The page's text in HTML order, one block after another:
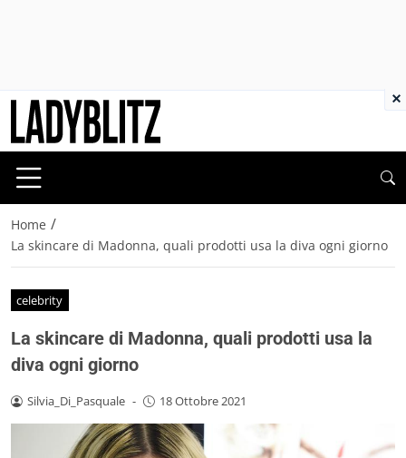
Home /
La skincare di Madonna, quali prodotti usa la diva ogni giorno
celebrity
La skincare di Madonna, quali prodotti usa la
diva ogni giorno
Silvia_Di_Pasquale - 18 Ottobre 2021
×